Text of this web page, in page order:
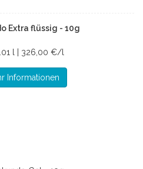
Extra flüssig - 10g
l | 326,00 €/l
Informationen